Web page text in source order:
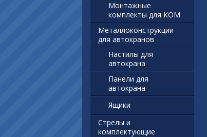
Монтажные
комплекты для КОМ
Металлоконструкции
для автокранов
Настилы для
автокрана
Панели для
автокрана
Ящики
Стрелы и
комплектующие